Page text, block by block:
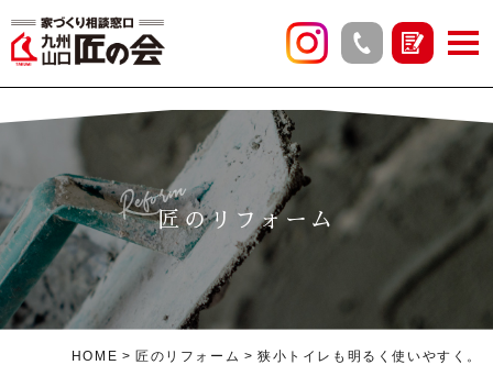
匠のリフォーム
Reform
HOME 匠のリフォーム 狭小トイレも明るく使いやすく。